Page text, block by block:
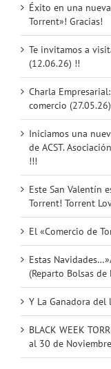
Éxito en una
Torrent»! Gracias!
Te invitamos a
(12.06.26) !!
Charla
comercio
Iniciamos una
de ACST.
!!!
Este San Valentín
Torrent! Torrent
El «Comercio de
Estas
(Reparto Bolsas de
Y La Ganadora del
BLACK WEEK
al 30 de